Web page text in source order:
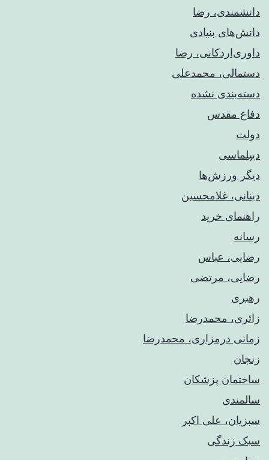
دانشمندی، رضا
دانش‌های بنیادی
داوری‌اردکانی، رضا
دستمالی، محمدعلی
دسته‌بندی نشده
دفاع مقدس
دولت
دیپلماسی
دیگر ورزش‌ها
دینانی، غلامحسین
راهنمای خريد
رسانه
رضایی، عباس
رضایی، مرتضی
رهبری
زائری، محمدرضا
زمانی درمزاری، محمدرضا
زنجان
ساختمان پزشکان
سالمندی
سبزیان، علی اکبر
سبک زندگی